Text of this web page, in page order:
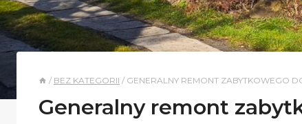
/ BEZ KATEGORII / GENERALNY REMONT ZABYTKOWEGO
Generalny remont